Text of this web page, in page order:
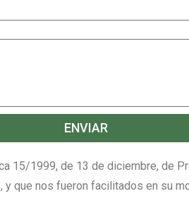
ENVIAR
15/1999, de 13 de diciembre, de
que nos fueron facilitados en su